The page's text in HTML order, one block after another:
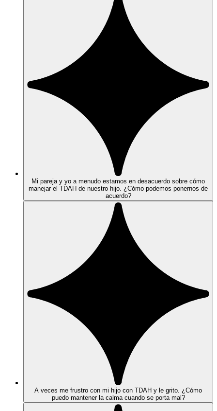
Mi pareja y yo a menudo estamos en desacuerdo sobre cómo
manejar el TDAH de nuestro hijo. ¿Cómo podemos ponernos de
acuerdo?
A veces me frustro con mi hijo con TDAH y le grito. ¿Cómo
puedo mantener la calma cuando se porta mal?